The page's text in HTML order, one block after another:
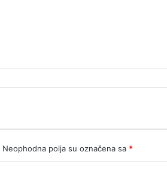
Neophodna polja su označena sa *